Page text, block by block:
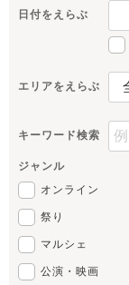
日付をえらぶ
エリアをえらぶ
キーワード検索
ジャンル
オンライン
祭り
マルシェ
公演・映画